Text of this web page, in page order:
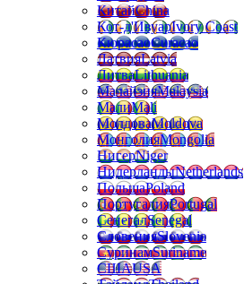
КитайChina
Кот-д'ИвуарIvory Coast
КюрасаоCuracao
ЛатвияLatvia
ЛитваLithuania
МалайзияMalaysia
МалиMali
МолдоваMoldova
МонголияMongolia
НигерNiger
НидерландыNetherlands
ПольшаPoland
ПортугалияPortugal
СенегалSenegal
СловенияSlovenia
СуринамSuriname
СШАUSA